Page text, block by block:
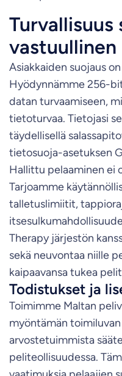
Turvallisuus
Asiakkaiden suojaus
Hyödynnämme 256-
datan turvaamiseen,
tietoturvaa. Tietojasi
täydellisellä
tietosuoja-asetuksen
Hallittu pelaaminen ei
Tarjoamme
talletuslimiitit,
Therapy järjestön
sekä neuvontaa niille
kaipaavansa tukea
Todistukset ja
Toimimme Maltan
myöntämän toimiluvan
arvostetuimmista
peliteollisuudessa.